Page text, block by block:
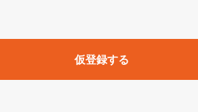
供する以下のサービス（名称や内容が変更さ
して当社が実施するイベントやキャンペー
」「MarkeZine」「EnterpriseZine」「
仮登録する